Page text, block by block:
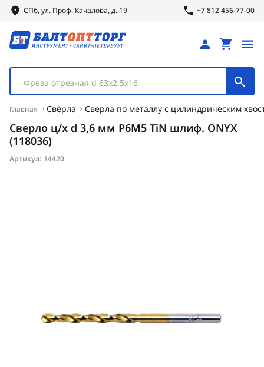
СПб, ул. Проф. Качалова, д. 19 +7 812 456-77-00
Фреза отрезная d 63х2,5х16
Главная Свёрла Сверла по металлу с цилиндрическим
Сверло ц/х d 3,6 мм Р6М5 TiN шлиф. ONYX
(118036)
Артикул: 34420